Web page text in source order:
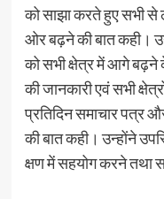
को साझा करते हुए सभी से
ओर बढ़ने की बात कही।
को सभी क्षेत्र में आगे बढ़ने
की जानकारी एवं सभी
प्रतिदिन समाचार पत्र
की बात कही। उन्होंने
क्षण में सहयोग करने तथा